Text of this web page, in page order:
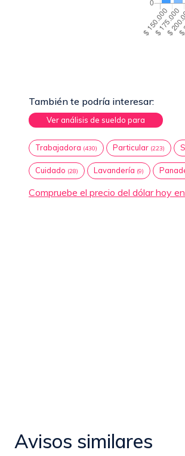
También te podría interesar:
Ver análisis de sueldo para
Trabajadora (430) Particular (223)
Cuidado (28) Lavandería (9)
Compruebe el precio del dólar hoy
Avisos similares